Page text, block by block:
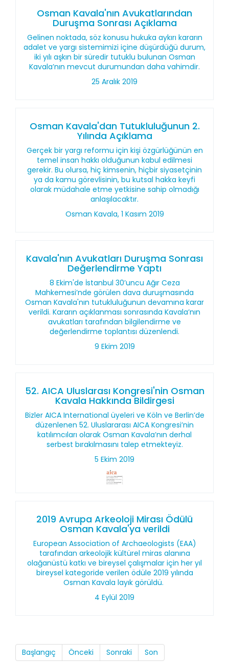
Osman Kavala'nın Avukatlarından
Duruşma Sonrası Açıklama
Gelinen noktada, söz konusu hukuka aykırı kararın
adalet ve yargı sistemimizi içine düşürdüğü durum,
iki yılı aşkın bir süredir tutuklu bulunan Osman
Kavala’nın mevcut durumundan daha vahimdir.
25 Aralık 2019
Osman Kavala'dan Tutukluluğunun 2.
Yılında Açıklama
Gerçek bir yargı reformu için kişi özgürlüğünün en
temel insan hakkı olduğunun kabul edilmesi
gerekir. Bu olursa, hiç kimsenin, hiçbir siyasetçinin
ya da kamu görevlisinin, bu kutsal hakka keyfi
olarak müdahale etme yetkisine sahip olmadığı
anlaşılacaktır.
Osman Kavala, 1 Kasım 2019
Kavala'nın Avukatları Duruşma Sonrası
Değerlendirme Yaptı
8 Ekim'de İstanbul 30’uncu Ağır Ceza
Mahkemesi’nde görülen dava duruşmasında
Osman Kavala'nın tutukluluğunun devamına karar
verildi. Kararın açıklanması sonrasında Kavala’nın
avukatları tarafından bilgilendirme ve
değerlendirme toplantısı düzenlendi.
9 Ekim 2019
52. AICA Uluslarası Kongresi'nin Osman
Kavala Hakkında Bildirgesi
Bizler AICA International üyeleri ve Köln ve Berlin’de
düzenlenen 52. Uluslararası AICA Kongresi’nin
katılımcıları olarak Osman Kavala’nın derhal
serbest bırakılmasını talep etmekteyiz.
5 Ekim 2019
2019 Avrupa Arkeoloji Mirası Ödülü
Osman Kavala'ya verildi
European Association of Archaeologists (EAA)
tarafından arkeolojik kültürel miras alanına
olağanüstü katkı ve bireysel çalışmalar için her yıl
bireysel kategoride verilen ödüle 2019 yılında
Osman Kavala layık görüldü.
4 Eylül 2019
Başlangıç Önceki Sonraki Son